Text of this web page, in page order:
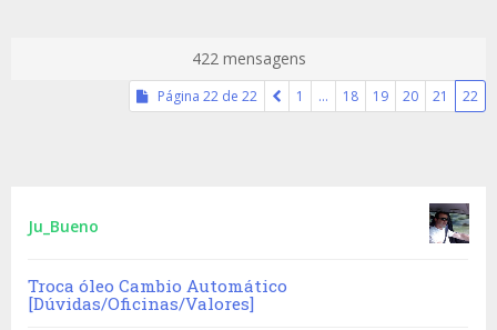
422 mensagens
Página 22 de 22 1 … 18 19 20 21 22
Ju_Bueno
Troca óleo Cambio Automático
[Dúvidas/Oficinas/Valores]